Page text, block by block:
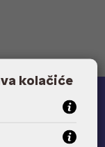
i ostvari 5% popusta
kolačiće